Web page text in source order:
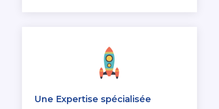
Une Expertise spécialisée